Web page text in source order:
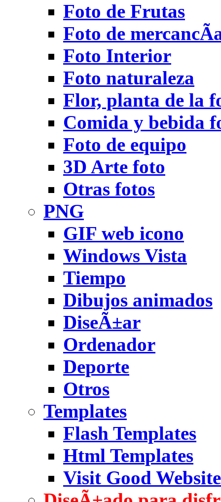
Foto de Frutas
Foto de
Foto Interior
Foto naturaleza
Flor, planta de la
Comida y bebida
Foto de equipo
3D Arte foto
Otras fotos
PNG
GIF web icono
Windows Vista
Tiempo
Dibujos animados
DiseÃ±ar
Ordenador
Deporte
Otros
Templates
Flash Templates
Html Templates
Visit Good Website